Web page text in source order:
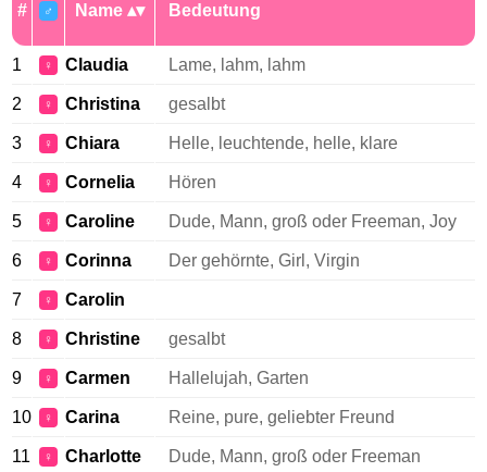
# ♂ Name Bedeutung
1 ♀ Claudia Lame, lahm, lahm
2 ♀ Christina gesalbt
3 ♀ Chiara Helle, leuchtende, helle, klare
4 ♀ Cornelia Hören
5 ♀ Caroline Dude, Mann, groß oder Freeman, Joy
6 ♀ Corinna Der gehörnte, Girl, Virgin
7 ♀ Carolin
8 ♀ Christine gesalbt
9 ♀ Carmen Hallelujah, Garten
10 ♀ Carina Reine, pure, geliebter Freund
11 ♀ Charlotte Dude, Mann, groß oder Freeman